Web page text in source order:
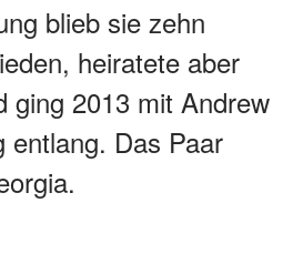
blieb sie zehn
heiratete aber
ging 2013 mit Andrew
entlang. Das Paar